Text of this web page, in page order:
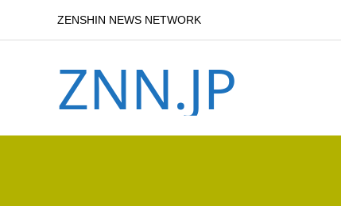
ZENSHIN NEWS NETWORK
ZNN.JP